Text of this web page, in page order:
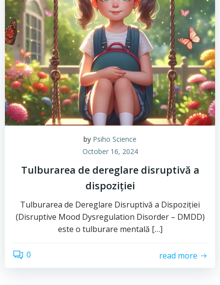
by Psiho Science
October 16, 2024
Tulburarea de dereglare disruptivă a
dispoziției
Tulburarea de Dereglare Disruptivă a Dispoziției
(Disruptive Mood Dysregulation Disorder – DMDD)
este o tulburare mentală […]
0 read more